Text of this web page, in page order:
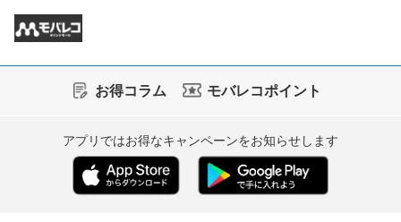
お得コラム モバレコポイント
アプリではお得なキャンペーンをお知らせします